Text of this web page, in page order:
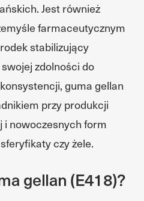
Jest również
farmaceutycznym
stabilizujący
zdolności do
guma gellan
przy produkcji
i nowoczesnych form
czy żele.
gellan (E418)?